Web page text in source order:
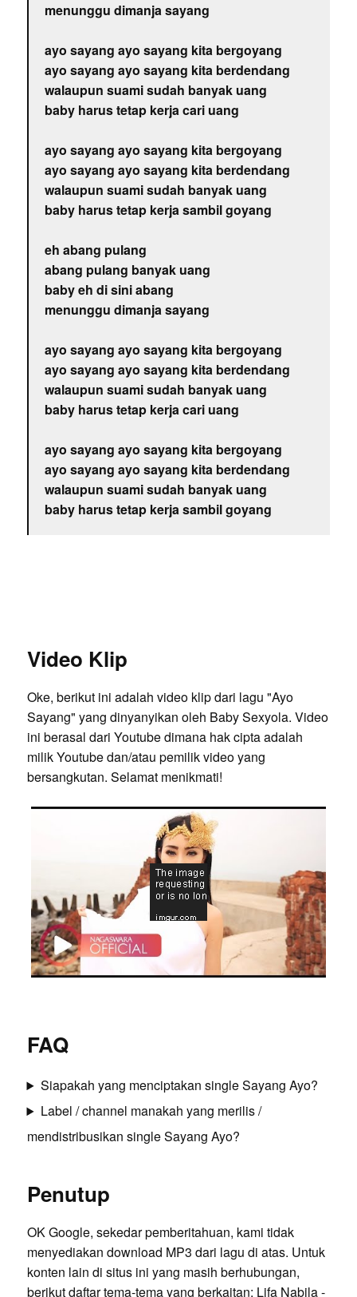
menunggu dimanja sayang
ayo sayang ayo sayang kita bergoyang
ayo sayang ayo sayang kita berdendang
walaupun suami sudah banyak uang
baby harus tetap kerja cari uang
ayo sayang ayo sayang kita bergoyang
ayo sayang ayo sayang kita berdendang
walaupun suami sudah banyak uang
baby harus tetap kerja sambil goyang
eh abang pulang
abang pulang banyak uang
baby eh di sini abang
menunggu dimanja sayang
ayo sayang ayo sayang kita bergoyang
ayo sayang ayo sayang kita berdendang
walaupun suami sudah banyak uang
baby harus tetap kerja cari uang
ayo sayang ayo sayang kita bergoyang
ayo sayang ayo sayang kita berdendang
walaupun suami sudah banyak uang
baby harus tetap kerja sambil goyang
Video Klip
Oke, berikut ini adalah video klip dari lagu "Ayo
Sayang" yang dinyanyikan oleh Baby Sexyola. Video
ini berasal dari Youtube dimana hak cipta adalah
milik Youtube dan/atau pemilik video yang
bersangkutan. Selamat menikmati!
FAQ
Siapakah yang menciptakan single Sayang Ayo?
Label / channel manakah yang merilis /
mendistribusikan single Sayang Ayo?
Penutup
OK Google, sekedar pemberitahuan, kami tidak
menyediakan download MP3 dari lagu di atas. Untuk
konten lain di situs ini yang masih berhubungan,
berikut daftar tema-tema yang berkaitan: Lifa Nabila -